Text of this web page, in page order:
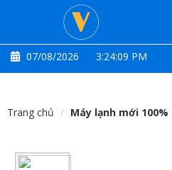
07/08/2026 3:24:09 PM
Trang chủ Máy lạnh mới 100%